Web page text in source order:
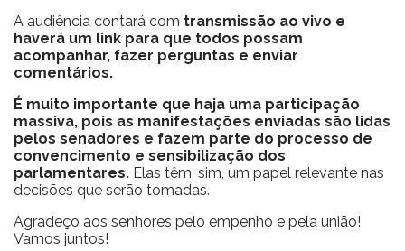
A audiência contará com transmissão ao vivo e
haverá um link para que todos possam
acompanhar, fazer perguntas e enviar
comentários.
É muito importante que haja uma participação
massiva, pois as manifestações enviadas são lidas
pelos senadores e fazem parte do processo de
convencimento e sensibilização dos
parlamentares. Elas têm, sim, um papel relevante nas
decisões que serão tomadas.
Agradeço aos senhores pelo empenho e pela união!
Vamos juntos!